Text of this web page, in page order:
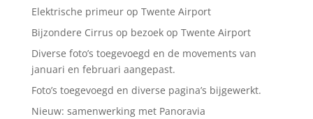
Elektrische primeur op Twente Airport
Bijzondere Cirrus op bezoek op Twente Airport
Diverse foto’s toegevoegd en de movements van
januari en februari aangepast.
Foto’s toegevoegd en diverse pagina’s bijgewerkt.
Nieuw: samenwerking met Panoravia